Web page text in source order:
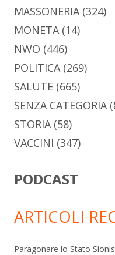
MASSONERIA(324)
MONETA(14)
NWO (446)
POLITICA(269)
SALUTE (665)
SENZA CATEGORIA
STORIA(58)
VACCINI (347)
PODCAST
ARTICOLI
Paragonare lo Stato